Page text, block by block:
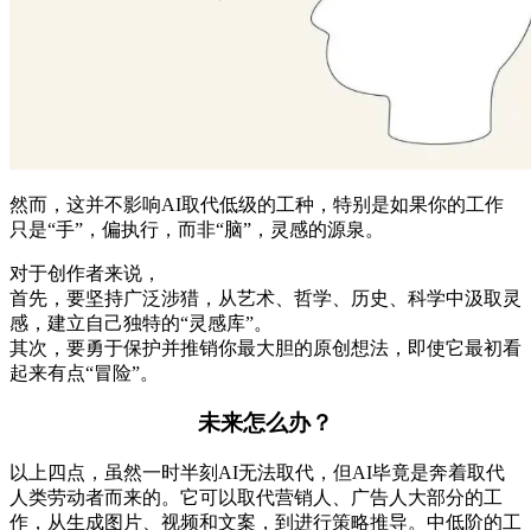
然而，这并不影响AI取代低级的工种，特别是如果你的工作
只是“手”，偏执行，而非“脑”，灵感的源泉。
对于创作者来说，
首先，要坚持广泛涉猎，从艺术、哲学、历史、科学中汲取灵
感，建立自己独特的“灵感库”。
其次，要勇于保护并推销你最大胆的原创想法，即使它最初看
起来有点“冒险”。
未来怎么办？
以上四点，虽然一时半刻AI无法取代，但AI毕竟是奔着取代
人类劳动者而来的。它可以取代营销人、广告人大部分的工
作，从生成图片、视频和文案，到进行策略推导。中低阶的工